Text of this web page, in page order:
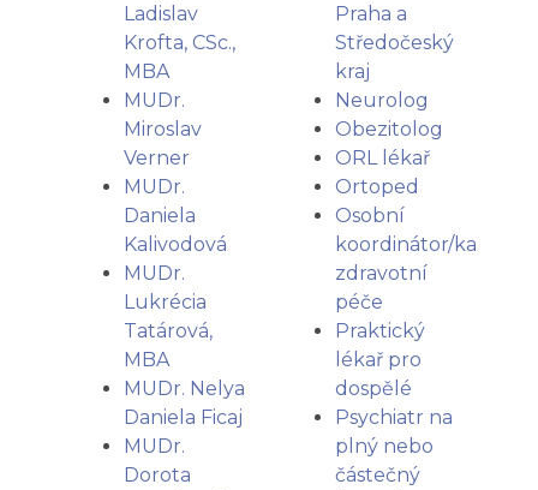
Ladislav
Krofta, CSc.,
MBA
MUDr.
Miroslav
Verner
MUDr.
Daniela
Kalivodová
MUDr.
Lukrécia
Tatárová,
MBA
MUDr. Nelya
Daniela Ficaj
MUDr.
Dorota
Praha a
Středočeský
kraj
Neurolog
Obezitolog
ORL lékař
Ortoped
Osobní
koordinátor/ka
zdravotní
péče
Praktický
lékař pro
dospělé
Psychiatr na
plný nebo
částečný